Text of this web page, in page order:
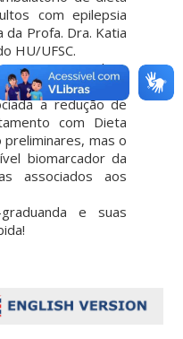
com epilepsia
Profa. Dra. Katia
HU/UFSC.
a enzima enolase
(neuron specific
a redução de
com Dieta
preliminares, mas o
biomarcador da
associados aos
e suas